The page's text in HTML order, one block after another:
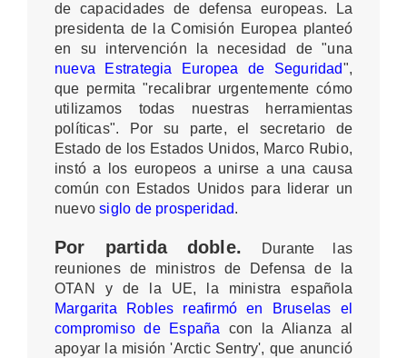
de capacidades de defensa europeas. La
presidenta de la Comisión Europea planteó
en su intervención la necesidad de "una
nueva Estrategia Europea de Seguridad",
que permita "recalibrar urgentemente cómo
utilizamos todas nuestras herramientas
políticas". Por su parte, el secretario de
Estado de los Estados Unidos, Marco Rubio,
instó a los europeos a unirse a una causa
común con Estados Unidos para liderar un
nuevosiglo de prosperidad.
Por partida doble.
Durante las
reuniones de ministros de Defensa de la
OTAN y de la UE, la ministra española
Margarita Robles reafirmó en Bruselas el
compromiso de España con la Alianza al
apoyar la misión 'Arctic Sentry', que anunció